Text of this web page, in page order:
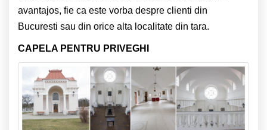
avantajos, fie ca este vorba despre clienti din
Bucuresti sau din orice alta localitate din tara.
CAPELA PENTRU PRIVEGHI